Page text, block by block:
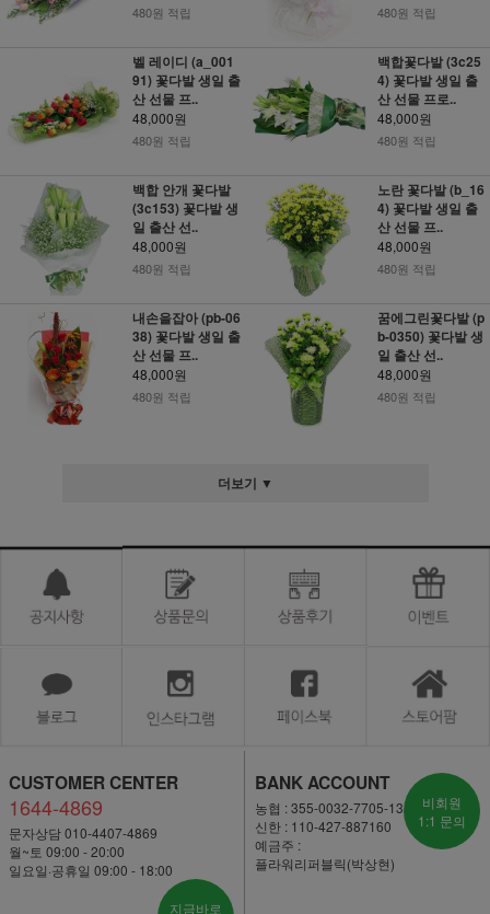
480원 적립 480원 적립
벨 레이디 (a_001
91) 꽃다발 생일 출
산 선물 프..
48,000원
480원 적립
백합꽃다발 (3c25
4) 꽃다발 생일 출
산 선물 프로..
48,000원
480원 적립
백합 안개 꽃다발
(3c153) 꽃다발 생
일 출산 선..
48,000원
480원 적립
노란 꽃다발 (b_16
4) 꽃다발 생일 출
산 선물 프..
48,000원
480원 적립
내손을잡아 (pb-06
38) 꽃다발 생일 출
산 선물 프..
48,000원
480원 적립
꿈에그린꽃다발 (p
b-0350) 꽃다발 생
일 출산 선..
48,000원
480원 적립
더보기 ▼
CUSTOMER CENTER
1644-4869
문자상담 010-4407-4869
월~토 09:00 - 20:00
일요일·공휴일 09:00 - 18:00
지금바로
BANK ACCOUNT
농협 : 355-0032-7705-13
신한 : 110-427-887160
예금주 :
플라워리퍼블릭(박상현)
비회원
1:1 문의